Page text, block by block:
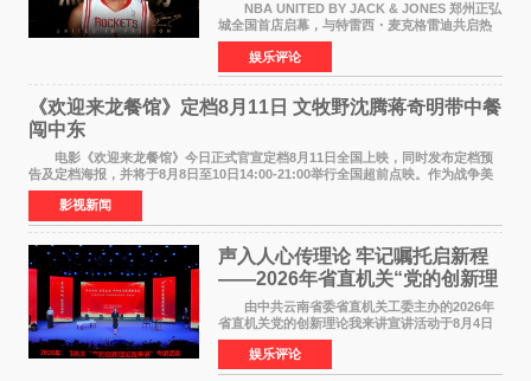
NBA UNITED BY JACK & JONES 郑州正弘
城全国首店启幕，与特雷西・麦克格雷迪共启热
爱 2026 年7 月21 日，
NBAUNITEDBYJACK&JONES 全国首店，于郑
州正弘城正式启幕。NBA 传奇球星
娱乐评论
《欢迎来龙餐馆》定档8月11日 文牧野沈腾蒋奇明带中餐
闯中东
电影《欢迎来龙餐馆》今日正式官宣定档8月11日全国上映，同时发布定档预
告及定档海报，并将于8月8日至10日14:00-21:00举行全国超前点映。作为战争美
食大片，影片讲述的是中国厨师徐福（沈腾
影视新闻
声入人心传理论 牢记嘱托启新程
——2026年省直机关“党的创新理
论我来讲”宣讲活动圆满落幕
由中共云南省委省直机关工委主办的2026年
省直机关党的创新理论我来讲宣讲活动于8月4日
至5日在昆明举办。活动以 "牢记嘱托 感恩奋进
开创云南发展新局面 "为主题，坚持以新时代中国
特色社会主义
娱乐评论